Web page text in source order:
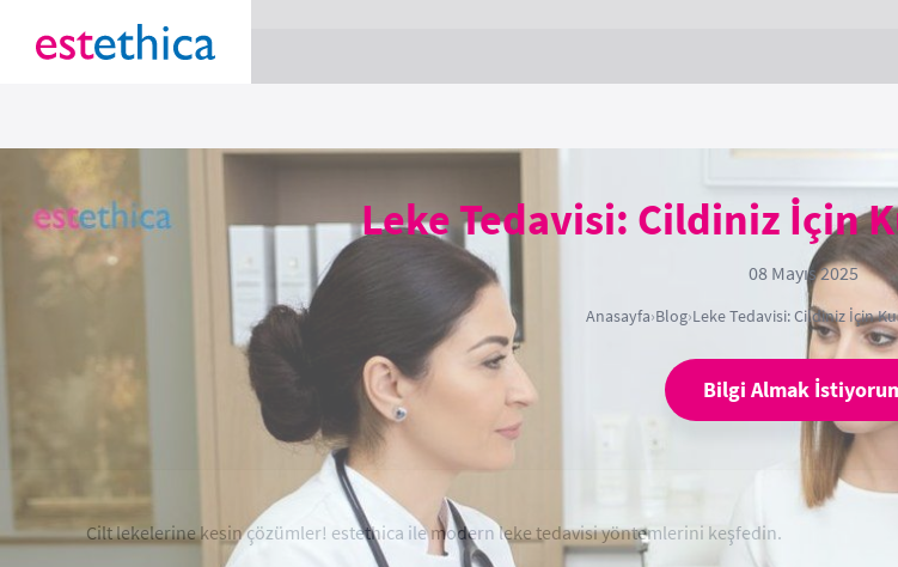
Leke Tedavisi: Cildiniz İçin
08 Mayıs 2025
Anasayfa›Blog›Leke Tedavisi: Cildiniz İçin
Bilgi Almak
Cilt lekelerine kesin çözümler! estethica ile modern leke tedavisi yöntemlerini keşfedin.